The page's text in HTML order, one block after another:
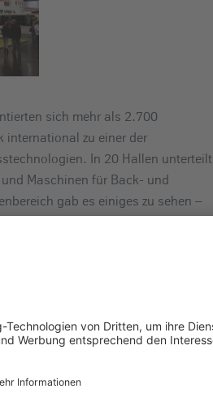
sich mehr als 2.700
international zu einer der
In 20 Hallen unterteilt
Maschinen für Back- und
gab es einiges zu sehen –
Verpackungen. Einige kamen